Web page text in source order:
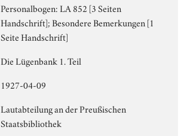
Personalbogen: LA 852 [3 Seiten
Handschrift]; Besondere Bemerkungen [1
Seite Handschrift]
Die Lügenbank 1. Teil
1927-04-09
Lautabteilung an der Preußischen
Staatsbibliothek